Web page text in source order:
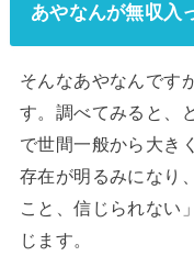
あやなんが無収入
そんなあやなんです
す。調べてみると、
で世間一般から大き
存在が明るみになり
こと、信じられない
じます。